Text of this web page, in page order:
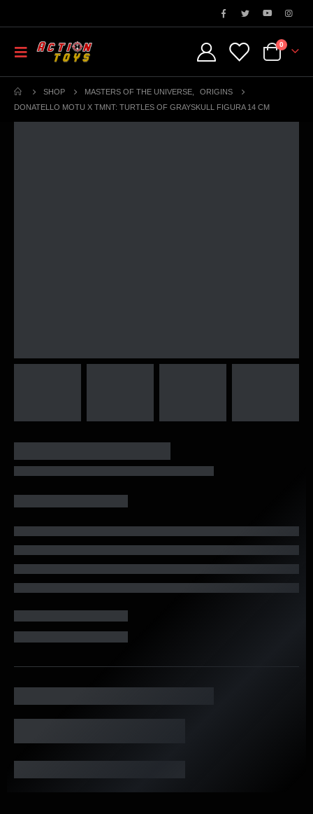
0
SHOP MASTERS OF THE UNIVERSE
ORIGINS
DONATELLO MOTU X TMNT: TURTLES OF GRAYSKULL FIGURA 14 CM